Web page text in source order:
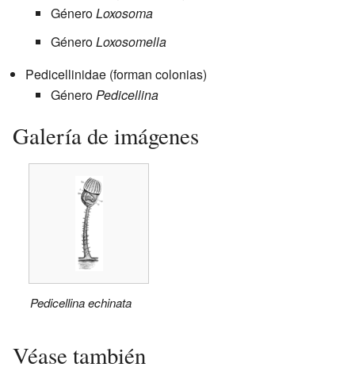
GéneroLoxosoma
GéneroLoxosomella
Pedicellinidae (forman colonias)
GéneroPedicellina
Galería de imágenes
Pedicellina echinata
Véase también